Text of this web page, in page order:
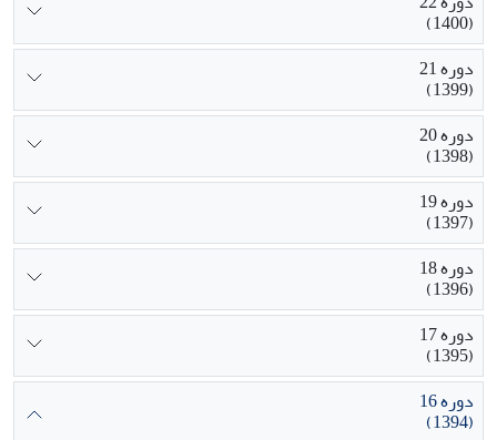
(1400)
دوره 21
(1399)
دوره 20
(1398)
دوره 19
(1397)
دوره 18
(1396)
دوره 17
(1395)
دوره 16
(1394)